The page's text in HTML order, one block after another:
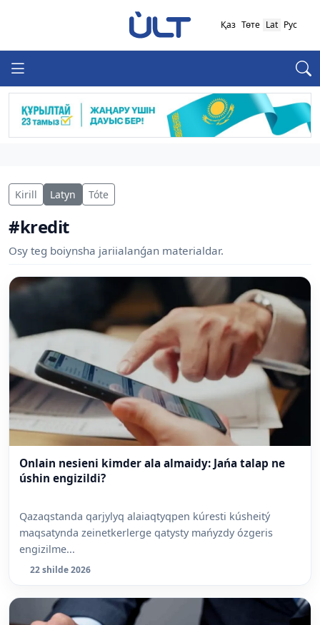
Қаз Төте Lat Рус
Kirill Latyn Tóte
#kredit
Osy teg boiynsha jariialanǵan materialdar.
Onlain nesieni kimder ala almaidy: Jańa talap ne
úshin engizildi?
Qazaqstanda qarjylyq alaiaqtyqpen kúresti kúsheitý
maqsatynda zeinetkerlerge qatysty mańyzdy ózgeris
engizilme...
22 shilde 2026